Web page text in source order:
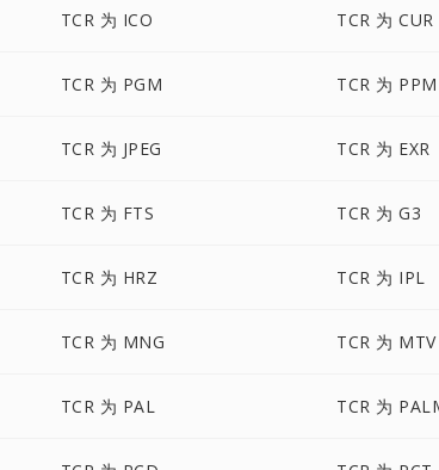
TCR 为 ICO TCR 为 CUR
TCR 为 PGM TCR 为 PPM
TCR 为 JPEG TCR 为 EXR
TCR 为 FTS TCR 为 G3
TCR 为 HRZ TCR 为 IPL
TCR 为 MNG TCR 为 MTV
TCR 为 PAL TCR 为